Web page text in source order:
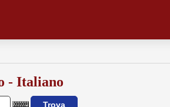
- Italiano